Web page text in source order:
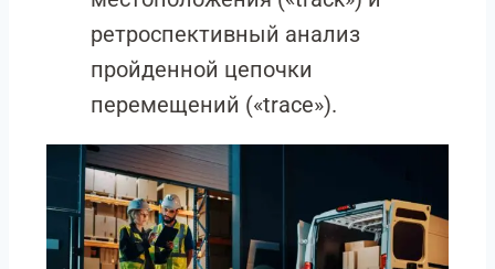
ретроспективный анализ
пройденной цепочки
перемещений («trace»).